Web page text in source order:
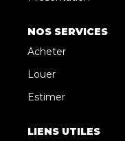
NOS SERVICES
Acheter
Louer
Estimer
LIENS UTILES